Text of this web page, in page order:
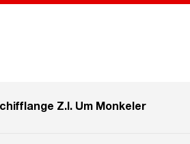
Z.I. Um Monkeler